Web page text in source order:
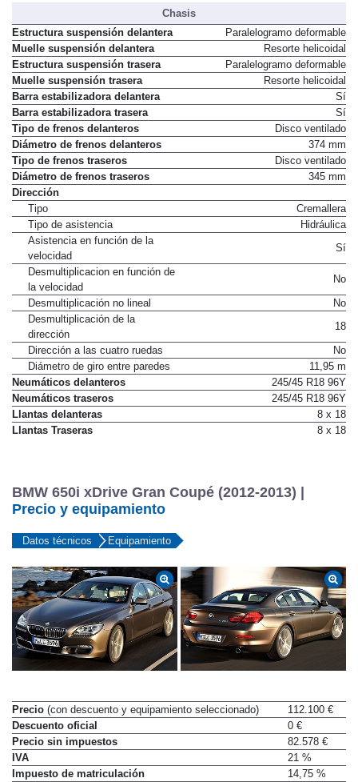
Chasis
Estructura suspensión delantera
Paralelogramo deformable
Muelle suspensión delantera
Resorte helicoidal
Estructura suspensión trasera
Paralelogramo deformable
Muelle suspensión trasera
Resorte helicoidal
Barra estabilizadora delantera
Sí
Barra estabilizadora trasera
Sí
Tipo de frenos delanteros
Disco ventilado
Diámetro de frenos delanteros
374 mm
Tipo de frenos traseros
Disco ventilado
Diámetro de frenos traseros
Dirección
Tipo
Cremallera
Tipo de asistencia
Asistencia en función de la
velocidad
Sí
Desmultiplicacion en función de
la velocidad
No
Desmultiplicación no lineal
Desmultiplicación de la
dirección
18
Dirección a las cuatro ruedas
No
Diámetro de giro entre paredes
11,95 m
Neumáticos delanteros
245/45 R18 96Y
Neumáticos traseros
245/45 R18 96Y
Llantas delanteras
8 x 18
BMW 650i xDrive Gran Coupé (2012-2013) |
Precio y equipamiento
Precio(con descuento y equipamiento seleccionado)
112.100 €
Descuento oficial
0 €
Precio sin impuestos
82.578 €
IVA
21 %